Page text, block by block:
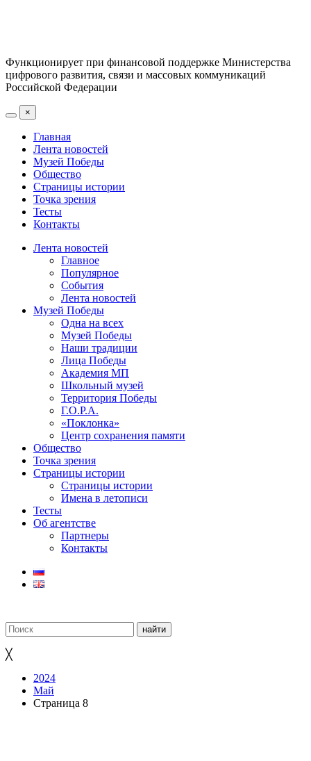
Функционирует при финансовой поддержке Министерства
цифрового развития, связи и массовых коммуникаций
Российской Федерации
×
Главная
Лента новостей
Музей Победы
Общество
Страницы истории
Точка зрения
Тесты
Контакты
Лента новостей
Главное
Популярное
События
Лента новостей
Музей Победы
Одна на всех
Музей Победы
Наши традиции
Лица Победы
Академия МП
Школьный музей
Территория Победы
Г.О.Р.А.
«Поклонка»
Центр сохранения памяти
Общество
Точка зрения
Страницы истории
Страницы истории
Имена в летописи
Тесты
Об агентстве
Партнеры
Контакты
╳
2024
Май
Страница 8